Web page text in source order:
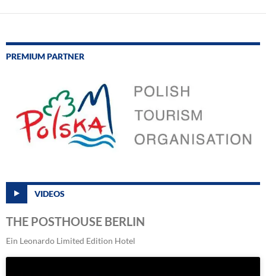
PREMIUM PARTNER
VIDEOS
THE POSTHOUSE BERLIN
Ein Leonardo Limited Edition Hotel